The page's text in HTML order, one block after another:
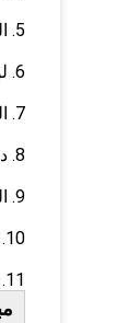
5. المسافة تحكم العملية: 1m ~ 500m
6. لوحة عرض المسافة: 1m ~ 600m
7. السطوع:> 5000mcd / متر مربع
8. درجة حرارة العمل: -20 ℃ ~ 60 ℃
9. الرطوبة: 0 ٪ - 95 ٪
10. مدخلات الطاقة الرئيسية: 110V ~ 220V
11. التثبيت: شنقا / تصاعد / طلب الزبون ليست مشكلة.